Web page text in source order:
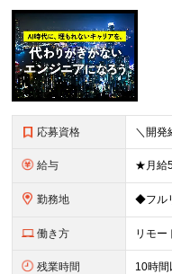
応募資格
給与
勤務地
働き方 リモー
残業時間 10時間